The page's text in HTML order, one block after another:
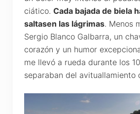
ciático. Cada bajada de biela
saltasen las lágrimas. Menos
Sergio Blanco Galbarra, un
corazón y un humor
me llevó a rueda durante los
separaban del avituallamiento